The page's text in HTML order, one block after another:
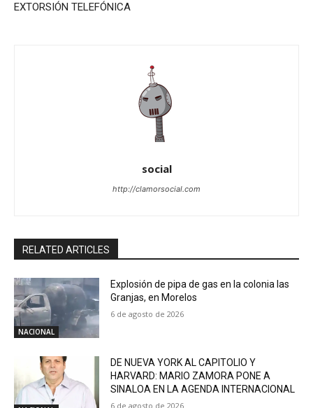
EXTORSIÓN TELEFÓNICA
social
http://clamorsocial.com
RELATED ARTICLES
NACIONAL
Explosión de pipa de gas en la colonia las
Granjas, en Morelos
6 de agosto de 2026
DE NUEVA YORK AL CAPITOLIO Y
HARVARD: MARIO ZAMORA PONE A
SINALOA EN LA AGENDA INTERNACIONAL
6 de agosto de 2026